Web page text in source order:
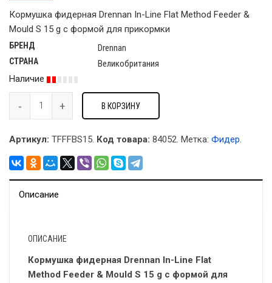
Кормушка фидерная Drennan In-Line Flat Method Feeder &
Mould S 15 g с формой для прикормки
БРЕНД Drennan
СТРАНА
Великобритания
Наличие
В КОРЗИНУ
Артикул: TFFFBS15. Код товара: 84052. Метка: Фидер.
Описание
ОПИСАНИЕ
Кормушка фидерная Drennan In-Line Flat
Method Feeder & Mould S 15 g с формой для